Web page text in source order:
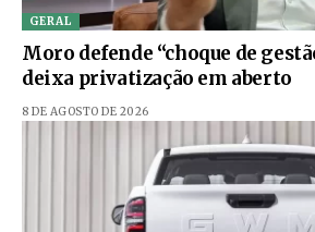
GERAL
Moro defende “choque de
deixa privatização em aberto
8 DE AGOSTO DE 2026